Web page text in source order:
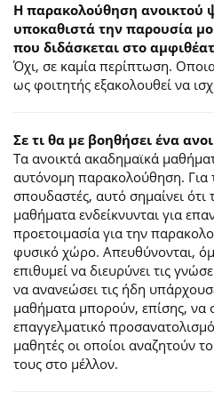
Η παρακολούθηση ανοικτού
υποκαθιστά την παρουσία
που διδάσκεται στο
Όχι, σε καμία περίπτωση.
ως φοιτητής εξακολουθεί να
Σε τι θα με βοηθήσει ένα
Τα ανοικτά ακαδημαϊκά
αυτόνομη παρακολούθηση. Για
σπουδαστές, αυτό σημαίνει
μαθήματα ενδείκνυνται για
προετοιμασία για την
φυσικό χώρο. Απευθύνονται,
επιθυμεί να διευρύνει τις
να ανανεώσει τις ήδη
μαθήματα μπορούν, επίσης, να
επαγγελματικό
μαθητές οι οποίοι αναζητούν
τους στο μέλλον.